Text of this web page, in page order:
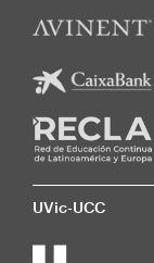
UVic-UCC